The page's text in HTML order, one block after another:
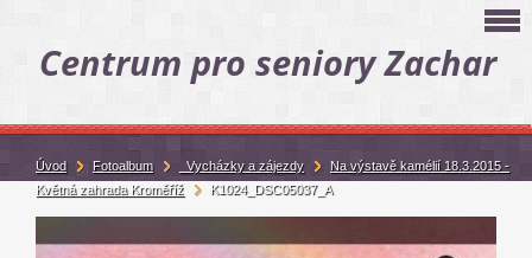
Centrum pro seniory Zachar
Úvod Fotoalbum _Vycházky a zájezdy
Na výstavě kamélií 18.3.2015 -
Květná zahrada Kroměříž
K1024_DSC05037_A